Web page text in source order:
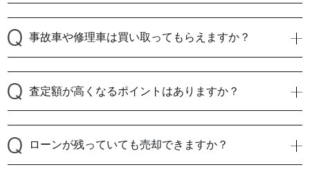
事故車や修理車は買い取ってもらえますか？
査定額が高くなるポイントはありますか？
ローンが残っていても売却できますか？